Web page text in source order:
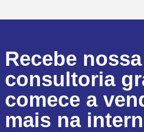
Recebe nossa
consultoria
comece a
mais na